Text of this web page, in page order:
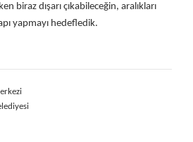
biraz dışarı çıkabileceğin, aralıkları
yapmayı hedefledik.